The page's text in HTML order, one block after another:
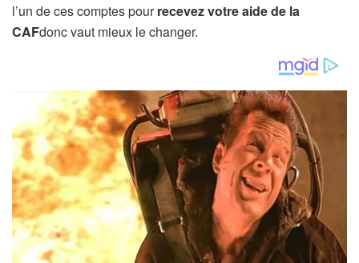
l’un de ces comptes pourrecevez votre aide de la
CAFdonc vaut mieux le changer.